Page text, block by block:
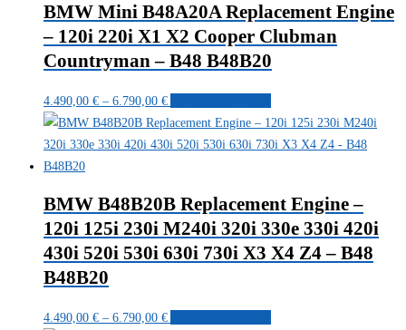
gewählt
werden
Varianten
auf.
Die
auf
der
werden
BMW Mini B48A20A Replacement Engine
– 120i 220i X1 X2 Cooper Clubman
Countryman – B48 B48B20
4.490,00 € – 6.790,00 €Preisspanne:
4.490,00 €
bis
Produkt
weist
auf.
Die
Optionen
BMW B48B20B Replacement Engine –
120i 125i 230i M240i 320i 330e 330i 420i
430i 520i 530i 630i 730i X3 X4 Z4 – B48
B48B20
4.490,00 € – 6.790,00 €Preisspanne: